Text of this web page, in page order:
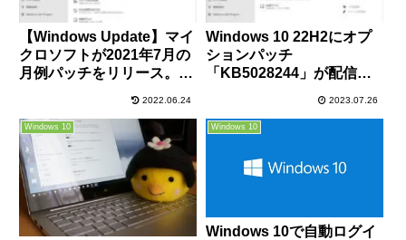
【Windows Update】マイ
クロソフトが2021年7月の
月例パッチをリリース。ゼ
れているので早急にアップ
デートの適用を。現時点で
大きな不具合報告は無し
2022.06.24
Windows 10 22H2にオプ
ションパッチ
「KB5028244」が配信開
不具合、Windowsに障害
を起こす不具合の改善な
ールを
2023.07.26
Windows 10 Windows 10
Windows 10で自動ログイ